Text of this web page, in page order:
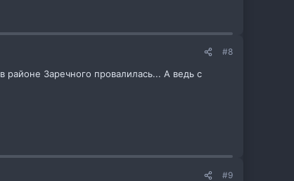
#8
в районе Заречного провалилась... А ведь с
#9